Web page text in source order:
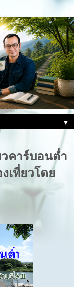
▼
วคาร์บอนต่ำ
เที่ยวโดย